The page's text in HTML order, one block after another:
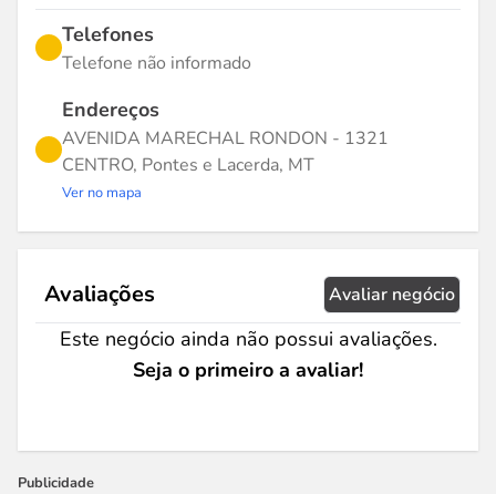
Telefones
Telefone não informado
Endereços
AVENIDA MARECHAL RONDON - 1321
CENTRO, Pontes e Lacerda, MT
Ver no mapa
Avaliações Avaliar negócio
Este negócio ainda não possui avaliações.
Seja o primeiro a avaliar!
Publicidade